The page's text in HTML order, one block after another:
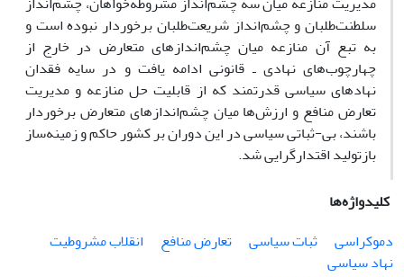
سلطنت‌طلبان و چشم‌انداز شریعت‌طلبان برخوردار نبوده است و
به تبع آن منازعه میان چشم‌اندازهای متعارض در خارج از
چهارچوب‌های نهادی ـ قانونی ادامه یافت و در سایه فقدان
نهادهای سیاسی قدرتمند که از قابلیت حل منازعه و مدیریت
تعارض منافع و ارزش‌ها میان چشم‌اندازهای متعارض برخوردار
باشند، بی-ثباتی سیاسی در این دوران بر کشور حاکم و زمینه‌ساز
بازتولید اقتدارگرایی شد.
کلیدواژه‌ها
دموکراسی
ثبات سیاسی تعارض منافع
انقلاب مشروطیت
نهاد سیاسی